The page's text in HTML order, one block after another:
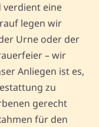
verdient eine
legen wir
Urne oder der
– wir
Anliegen ist es,
zu
gerecht
für den